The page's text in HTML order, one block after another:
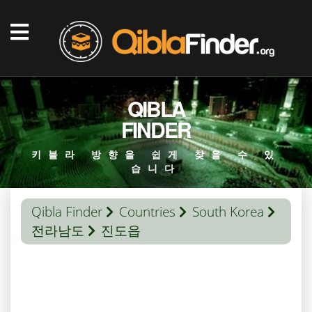
QIBLA
FINDER
키블라 방향을 쉽게 찾을 수 있
습니다
Qibla Finder Countries
South Korea
전라남도
진도읍